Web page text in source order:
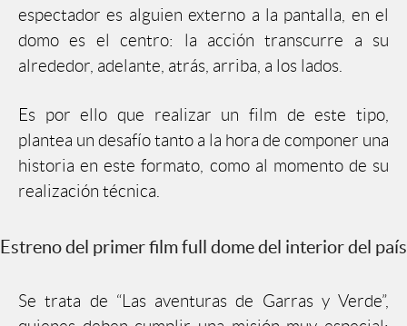
espectador es alguien externo a la pantalla, en el
domo es el centro: la acción transcurre a su
alrededor, adelante, atrás, arriba, a los lados.
Es por ello que realizar un film de este tipo,
plantea un desafío tanto a la hora de componer una
historia en este formato, como al momento de su
realización técnica.
Estreno del primer film full dome del interior del país
Se trata de “Las aventuras de Garras y Verde”,